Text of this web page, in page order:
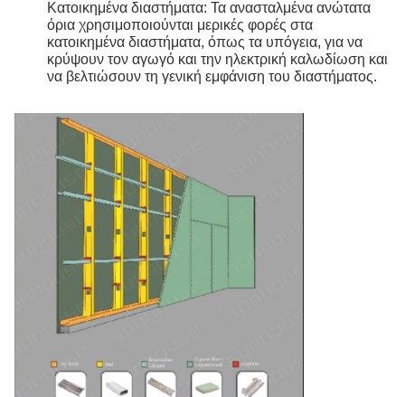
Κατοικημένα διαστήματα: Τα ανασταλμένα ανώτατα
όρια χρησιμοποιούνται μερικές φορές στα
κατοικημένα διαστήματα, όπως τα υπόγεια, για να
κρύψουν τον αγωγό και την ηλεκτρική καλωδίωση και
να βελτιώσουν τη γενική εμφάνιση του διαστήματος.